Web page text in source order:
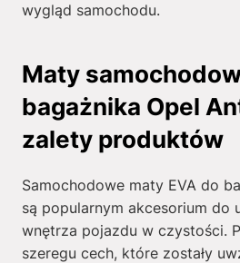
wygląd samochodu.
Maty
bagażnika Opel
zalety produktów
Samochodowe maty EVA do
są popularnym akcesorium do
wnętrza pojazdu w czystości.
szeregu cech, które zostały